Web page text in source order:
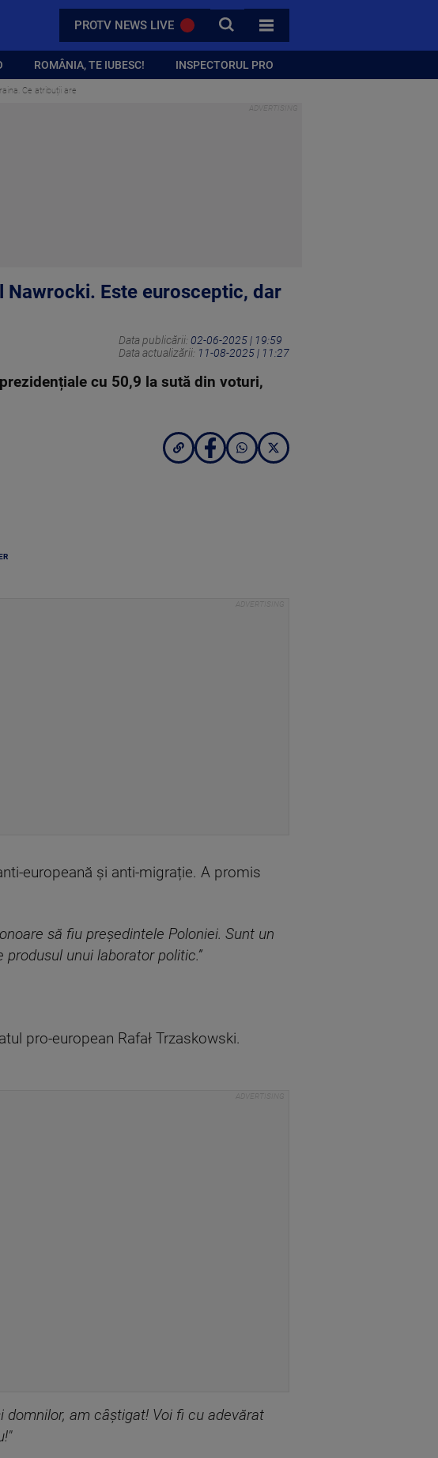
PROTV NEWS LIVE CAUTA
TOATE CATEGORIILE
ROMÂNIA, TE IUBESC! INSPECTORUL PRO
Ce atribuții are
Nawrocki. Este eurosceptic, dar
Data publicării: 02-06-2025 | 19:59
Data actualizării: 11-08-2025 | 11:27
cu 50,9 la sută din voturi,
europeană și anti-migrație. A promis
să fiu președintele Poloniei. Sunt un
unui laborator politic.”
pro-european Rafał Trzaskowski.
domnilor, am câștigat! Voi fi cu adevărat